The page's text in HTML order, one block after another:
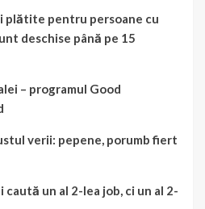
plătite pentru persoane cu
deschise până pe 15
– programul Good
verii: pepene, porumb fiert
caută un al 2-lea job, ci un al 2-